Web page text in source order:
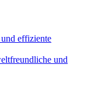
effiziente
und